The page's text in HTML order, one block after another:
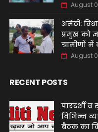
August
अमेठी:
प्रमुख को
ग्रामीणों में
August
RECENT POSTS
पारदर्शी
विभिन्न
बैठक का